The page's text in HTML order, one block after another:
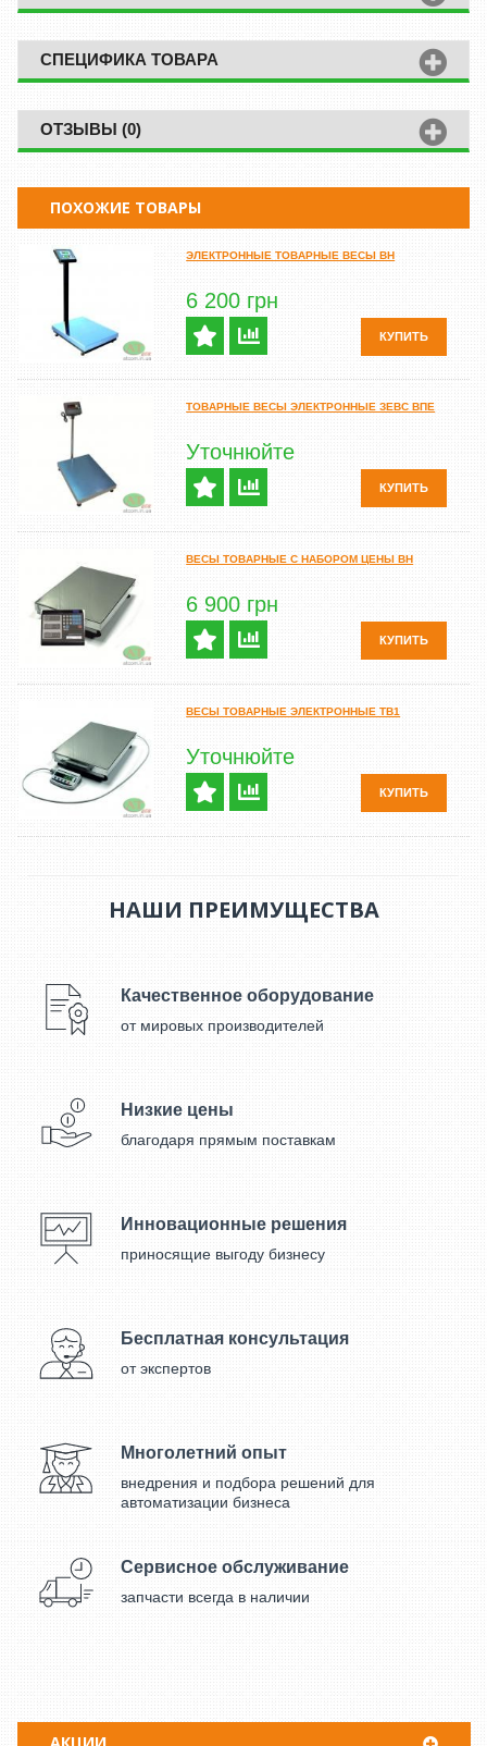
СПЕЦИФИКА ТОВАРА
ОТЗЫВЫ (0)
ПОХОЖИЕ ТОВАРЫ
ЭЛЕКТРОННЫЕ ТОВАРНЫЕ ВЕСЫ ВН
6 200 грн
КУПИТЬ
ТОВАРНЫЕ ВЕСЫ ЭЛЕКТРОННЫЕ ЗЕВС ВПЕ
Уточнюйте
КУПИТЬ
ВЕСЫ ТОВАРНЫЕ С НАБОРОМ ЦЕНЫ ВН
6 900 грн
КУПИТЬ
ВЕСЫ ТОВАРНЫЕ ЭЛЕКТРОННЫЕ ТВ1
Уточнюйте
КУПИТЬ
НАШИ ПРЕИМУЩЕСТВА
Качественное оборудование
от мировых производителей
Низкие цены
благодаря прямым поставкам
Инновационные решения
приносящие выгоду бизнесу
Бесплатная консультация
от экспертов
Многолетний опыт
внедрения и подбора решений для
автоматизации бизнеса
Сервисное обслуживание
запчасти всегда в наличии